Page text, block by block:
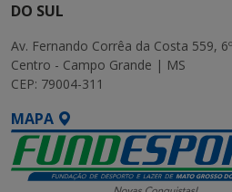
DO SUL
Av. Fernando Corrêa da Costa 559,
Centro - Campo Grande | MS
CEP: 79004-311
MAPA